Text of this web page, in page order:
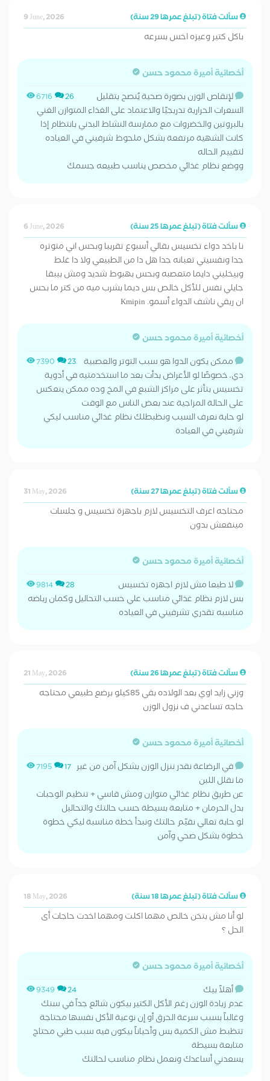
سألت فتاة (تبلغ عمرها 29 سنة) 9 June, 2026
باكل كتير وعيزه اخس بسرعه
أخصائية أميرة محمود حسن
6716 26
لإنقاص الوزن بصورة صحية يُنصح بتقليل
السعرات الحرارية تدريجيًا والاعتماد على الغذاء المتوازن الغني
بالبروتين والخضروات مع ممارسة النشاط البدني بانتظام إذا
كانت الشهية مرتفعة بشكل ملحوظ شرفيني في العياده
لتقييم الحاله
ووضع نظام غذائي مخصص يناسب طبيعه جسمك
سألت فتاة (تبلغ عمرها 25 سنة) 6 June, 2026
نا باخد دواء تخسيس بقالي أسبوع تقريبا وبحس اني متوتره
جدا ونفسيتي تعبانه جدا هل دا من الطبيعي ولا دا غلط
وبيخليني دايما متعصبه وبحس بهبوط شديد ومش بيبقا
جايلي نفس للأكل خالص بس ديما بشرب ميه من كتر ما بحس
ان ريقي ناشف الدواء أسمو. Kmipin
أخصائية أميرة محمود حسن
7390 23 ممكن يكون الدوا هو سبب التوتر والعصبية
دي، خصوصًا لو الأعراض بدأت بعد ما استخدمتيه في أدوية
تخسيس بتأثر على مراكز الشبع في المخ وده ممكن ينعكس
على الحالة المزاجية عند بعض الناس مع الوقت
لو حابة نعرف السبب ونظبطلك نظام غذائي مناسب ليكي
شرفيني في العيادة
سألت فتاة (تبلغ عمرها 27 سنة) 31 May, 2026
محتاجه اعرف التخسيس لازم باجهزة تخسيس و جلسات
مينفعش بدون
أخصائية أميرة محمود حسن
9814 28
لا طبعا مش لازم اجهزه تخسيس
بس لازم نظام غذائي مناسب علي حسب التحاليل وكمان رياضه
مناسبه تقدري تشرفيني في العياده
سألت فتاة (تبلغ عمرها 26 سنة) 21 May, 2026
وزني زايد اوي بعد الولاده بقي 85كيلو برضع طبيعي محتاجه
حاجه تساعدني ف نزول الوزن
أخصائية أميرة محمود حسن
7195 17 في الرضاعة نقدر ننزل الوزن بشكل آمن من غير
ما نقلل اللبن
عن طريق نظام غذائي متوازن ومش قاسي + تنظيم الوجبات
بدل الحرمان + متابعة بسيطة حسب حالتك والتحاليل
لو حابة تعالي نقيّم حالتك ونبدأ خطة مناسبة ليكي خطوة
خطوة بشكل صحي وآمن
سألت فتاة (تبلغ عمرها 18 سنة) 18 May, 2026
لو أنا مش بتخن خالص مهما اكلت ومهما اخدت حاجات أى
الحل ؟
أخصائية أميرة محمود حسن
9349 24
أهلاً بيك
عدم زيادة الوزن رغم الأكل الكتير بيكون شائع جداً في سنك
وغالباً بسبب سرعة الحرق أو إن نوعية الأكل نفسها محتاجة
تتظبط مش الكمية بس وأحياناً بيكون فيه سبب طبي محتاج
متابعة بسيطة
يسعدني أساعدك ونعمل نظام مناسب لحالتك